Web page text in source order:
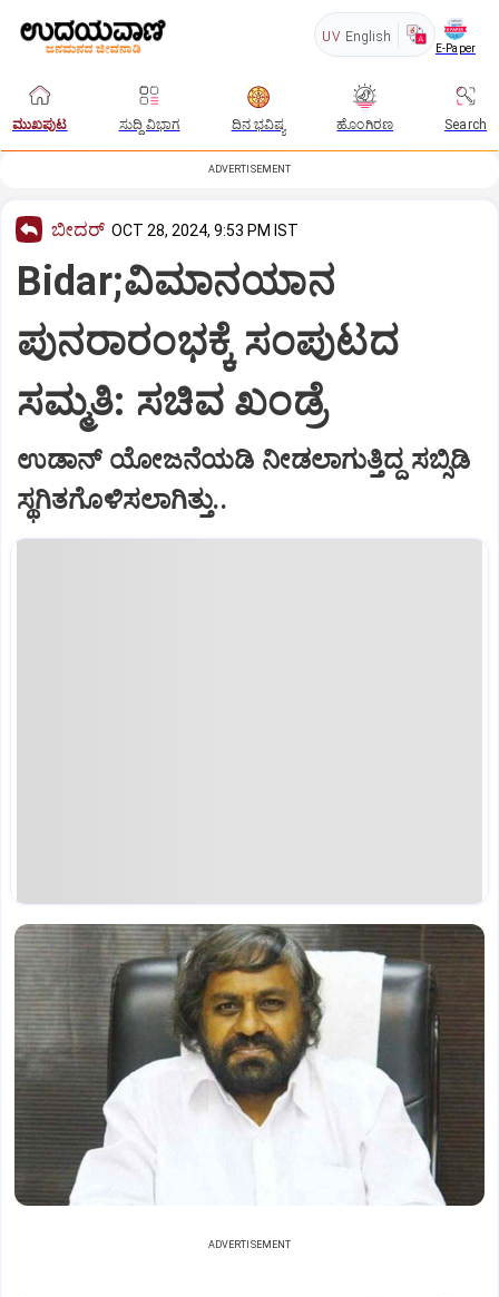
UV English
E-Paper
ಮುಖಪುಟ ಸುದ್ದಿ ವಿಭಾಗ ದಿನ ಭವಿಷ್ಯ ಹೊಂಗಿರಣ Search
ADVERTISEMENT
ಬೀದರ್ OCT 28, 2024, 9:53 PM IST
Bidar;ವಿಮಾನಯಾನ
ಪುನರಾರಂಭಕ್ಕೆ ಸಂಪುಟದ
ಸಮ್ಮತಿ: ಸಚಿವ ಖಂಡ್ರೆ
ಉಡಾನ್ ಯೋಜನೆಯಡಿ ನೀಡಲಾಗುತ್ತಿದ್ದ ಸಬ್ಸಿಡಿ
ಸ್ಥಗಿತಗೊಳಿಸಲಾಗಿತ್ತು..
ADVERTISEMENT